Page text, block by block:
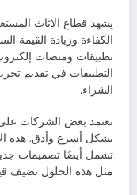
يشهد قطاع الاثاث
الكفاءة وزيادة القيمة
تطبيقات ومنصات
التطبيقات في تقديم
الشراء.
تعتمد بعض الشركات على
بشكل أسرع وأدق. هذه
تشمل أيضًا تصميمات
مثل هذه الحلول تضيف